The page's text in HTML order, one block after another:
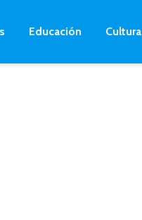
Educación Cultura